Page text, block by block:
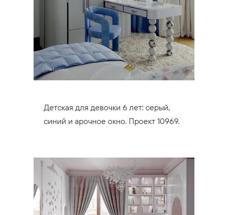
Детская для девочки 6 лет: серый,
синий и арочное окно. Проект 10969.